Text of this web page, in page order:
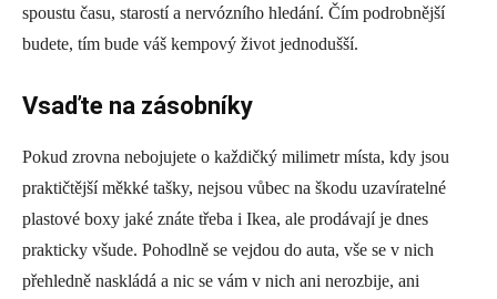
spoustu času, starostí a nervózního hledání. Čím podrobnější
budete, tím bude váš kempový život jednodušší.
Vsaďte na zásobníky
Pokud zrovna nebojujete o každičký milimetr místa, kdy jsou
praktičtější měkké tašky, nejsou vůbec na škodu uzavíratelné
plastové boxy jaké znáte třeba i Ikea, ale prodávají je dnes
prakticky všude. Pohodlně se vejdou do auta, vše se v nich
přehledně naskládá a nic se vám v nich ani nerozbije, ani